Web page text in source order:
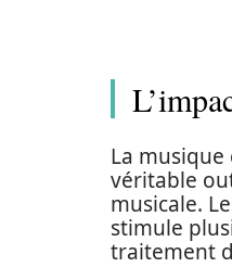
La musique
véritable
musicale.
stimule
traitement